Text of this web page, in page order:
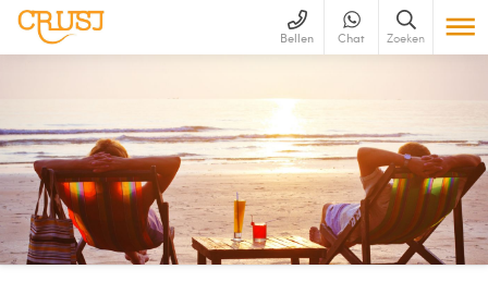
Bellen Chat Zoeken